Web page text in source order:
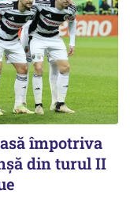
împotriva
din turul II